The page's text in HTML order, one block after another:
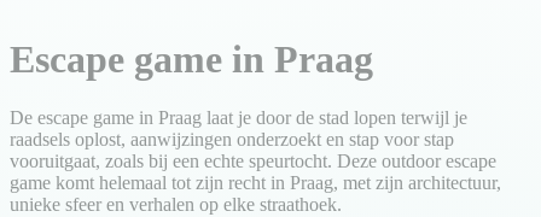
Escape game in Praag
De escape game in Praag laat je door de stad lopen terwijl je
raadsels oplost, aanwijzingen onderzoekt en stap voor stap
vooruitgaat, zoals bij een echte speurtocht. Deze outdoor escape
game komt helemaal tot zijn recht in Praag, met zijn architectuur,
unieke sfeer en verhalen op elke straathoek.